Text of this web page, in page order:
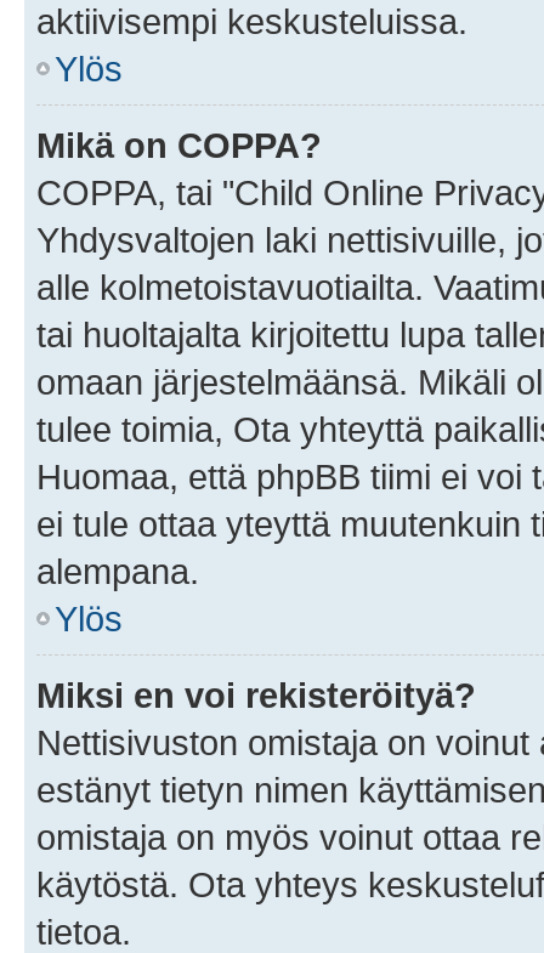
aktiivisempi keskusteluissa.
Ylös
Mikä on COPPA?
COPPA, tai "Child Online
Yhdysvaltojen laki nettisivuille,
alle kolmetoistavuotiailta.
tai huoltajalta kirjoitettu lupa
omaan järjestelmäänsä. Mikäli
tulee toimia, Ota yhteyttä
Huomaa, että phpBB tiimi ei
ei tule ottaa yteyttä muutenkuin
alempana.
Ylös
Miksi en voi rekisteröityä?
Nettisivuston omistaja on
estänyt tietyn nimen
omistaja on myös voinut ottaa
käytöstä. Ota yhteys
tietoa.